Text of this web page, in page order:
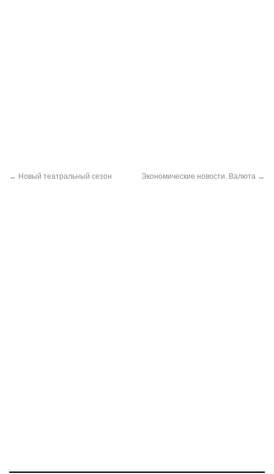
← Новый театральный сезон Экономические новости. Валюта →